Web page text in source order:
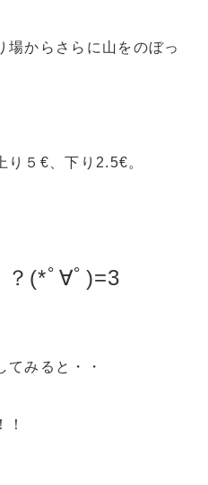
場からさらに山をのぼっ
り５€、下り2.5€。
？(*ﾟ∀ﾟ)=3
てみると・・